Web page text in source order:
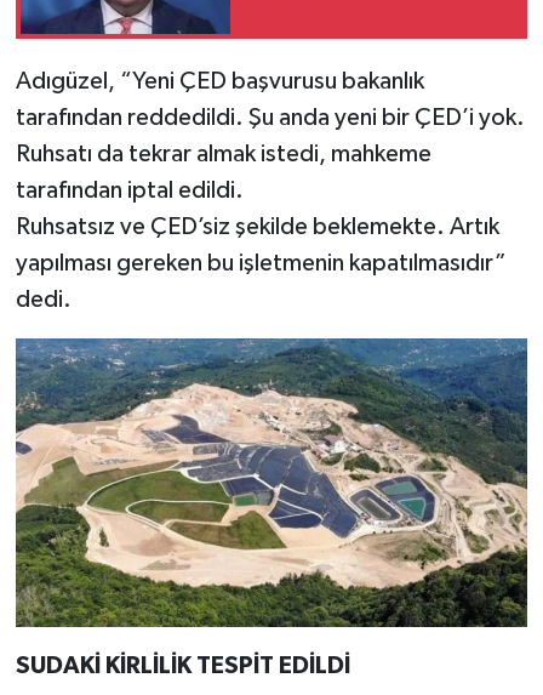
Adıgüzel, “Yeni ÇED başvurusu bakanlık
tarafından reddedildi. Şu anda yeni bir ÇED’i yok.
Ruhsatı da tekrar almak istedi, mahkeme
tarafından iptal edildi.
Ruhsatsız ve ÇED’siz şekilde beklemekte. Artık
yapılması gereken bu işletmenin kapatılmasıdır”
dedi.
SUDAKİ KİRLİLİK TESPİT EDİLDİ